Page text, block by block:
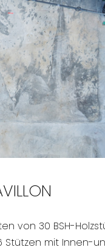
von 30 BSH-
mit Innen-